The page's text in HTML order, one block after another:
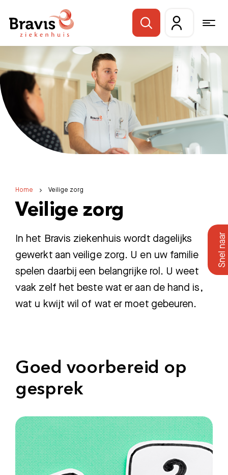
Home Veilige zorg
Veilige zorg
In het Bravis ziekenhuis wordt dagelijks
gewerkt aan veilige zorg. U en uw familie
spelen daarbij een belangrijke rol. U weet
vaak zelf het beste wat er aan de hand is,
wat u kwijt wil of wat er moet gebeuren.
Goed voorbereid op
gesprek